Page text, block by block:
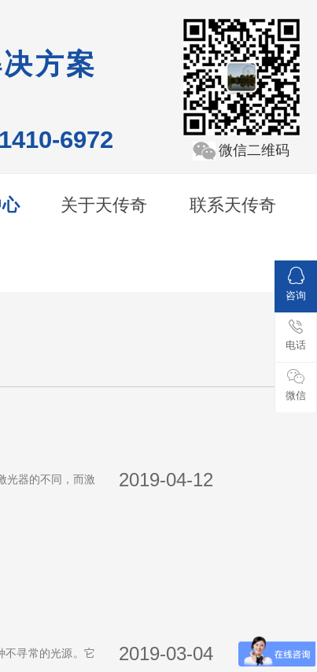
方案
微信二维码
6972
关于天传奇 联系天传奇
光器的不同，而激
2019-04-12
寻常的光源。它
2019-03-04
咨询
电话
微信